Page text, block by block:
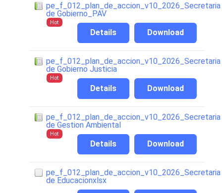
pe_f_012_plan_de_accion_v10_2026_Secretaria
de Gobierno_PAV
Hot
Download
Details
pe_f_012_plan_de_accion_v10_2026_Secretaria
de Gobierno Justicia
Hot
Download
Details
pe_f_012_plan_de_accion_v10_2026_Secretaria
de Gestion Ambiental
Hot
Download
Details
pe_f_012_plan_de_accion_v10_2026_Secretaria
de Educacionxlsx